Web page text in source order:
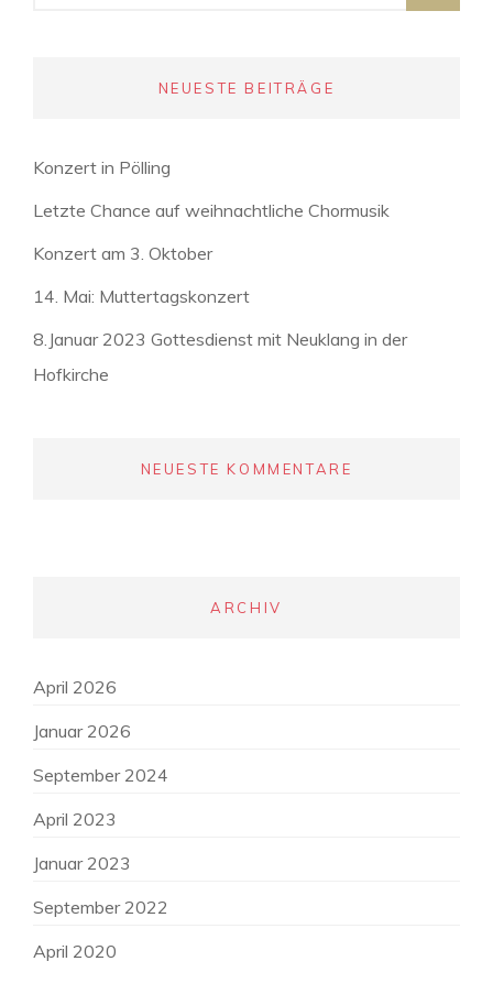
NEUESTE BEITRÄGE
Konzert in Pölling
Letzte Chance auf weihnachtliche Chormusik
Konzert am 3. Oktober
14. Mai: Muttertagskonzert
8.Januar 2023 Gottesdienst mit Neuklang in der
Hofkirche
NEUESTE KOMMENTARE
ARCHIV
April 2026
Januar 2026
September 2024
April 2023
Januar 2023
September 2022
April 2020